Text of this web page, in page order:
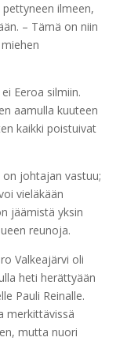
ilmeen,
– Tämä on niin
Eeroa silmiin.
aamulla kuuteen
kaikki poistuivat
johtajan vastuu;
vieläkään
jäämistä yksin
reunoja.
Valkeajärvi oli
heti herättyään
Pauli Reinalle.
merkittävissä
mutta nuori